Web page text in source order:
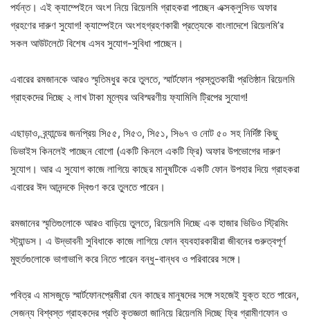
পর্যন্ত। এই ক্যাম্পেইনে অংশ নিয়ে রিয়েলমি গ্রাহকরা পাচ্ছেন এক্সক্লুসিভ অফার
গ্রহণের দারুণ সুযোগ! ক্যাম্পেইনে অংশহগ্রহণকারী প্রত্যেকে বাংলাদেশে রিয়েলমি’র
সকল আউটলেটে বিশেষ এসব সুযোগ-সুবিধা পাচ্ছেন।
এবারের রমজানকে আরও স্মৃতিমধুর করে তুলতে, স্মার্টফোন প্রস্তুতকারী প্রতিষ্ঠান রিয়েলমি
গ্রাহকদের দিচ্ছে ২ লাখ টাকা মূল্যের অবিস্মরণীয় ফ্যামিলি ট্রিপের সুযোগ!
এছাড়াও, ব্র্যান্ডের জনপ্রিয় সি৫৫, সি৫৩, সি৫১, সি৬৭ ও নোট ৫০ সহ নির্দিষ্ট কিছু
ডিভাইস কিনলেই পাচ্ছেন বোগো (একটি কিনলে একটি ফ্রি) অফার উপভোগের দারুণ
সুযোগ। আর এ সুযোগ কাজে লাগিয়ে কাছের মানুষটিকে একটি ফোন উপহার দিয়ে গ্রাহকরা
এবারের ঈদ আনন্দকে দ্বিগুণ করে তুলতে পারেন।
রমজানের স্মৃতিগুলোকে আরও বাড়িয়ে তুলতে, রিয়েলমি দিচ্ছে এক হাজার ভিডিও স্ট্রিমিং
স্ট্যান্ডস। এ উদ্ভাবনী সুবিধাকে কাজে লাগিয়ে ফোন ব্যবহারকারীরা জীবনের গুরুত্বপূর্ণ
মুহুর্তগুলোকে ভাগাভাগি করে নিতে পারেন বন্ধু-বান্ধব ও পরিবারের সঙ্গে।
পবিত্র এ মাসজুড়ে স্মার্টফোনপ্রেমীরা যেন কাছের মানুষদের সঙ্গে সহজেই যুক্ত হতে পারেন,
সেজন্য বিশ্বস্ত গ্রাহকদের প্রতি কৃতজ্ঞতা জানিয়ে রিয়েলমি দিচ্ছে ফ্রি গ্রামীণফোন ও